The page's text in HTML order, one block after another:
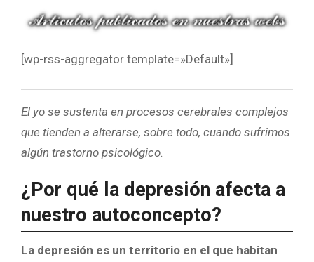
[wp-rss-aggregator template=»Default»]
El yo se sustenta en procesos cerebrales complejos
que tienden a alterarse, sobre todo, cuando sufrimos
algún trastorno psicológico.
¿Por qué la depresión afecta a
nuestro autoconcepto?
La depresión es un territorio en el que habitan